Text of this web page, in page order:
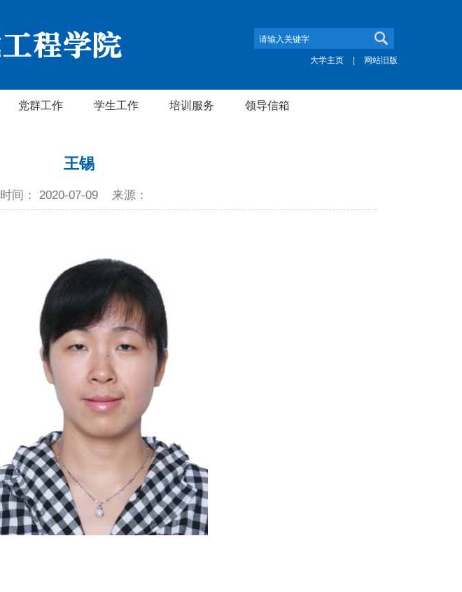
大学主页 网站旧版
党群工作 学生工作 培训服务 领导信箱
王锡
时间： 2020-07-09 来源：